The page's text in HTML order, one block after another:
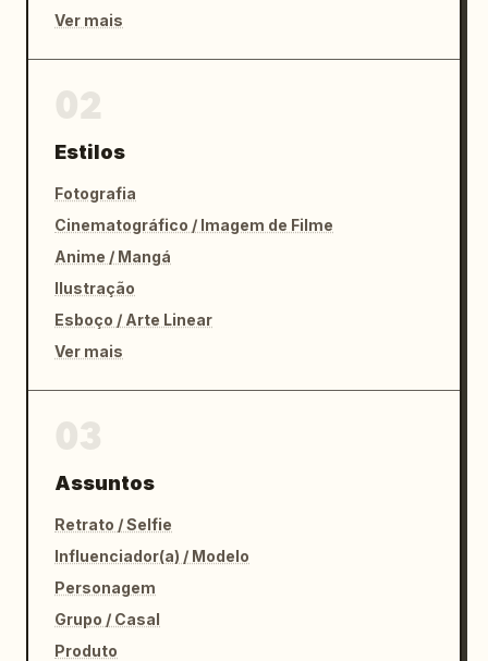
Ver mais
Estilos
Fotografia
Cinematográfico / Imagem de Filme
Anime / Mangá
Ilustração
Esboço / Arte Linear
Ver mais
Assuntos
Retrato / Selfie
Influenciador(a) / Modelo
Personagem
Grupo / Casal
Produto